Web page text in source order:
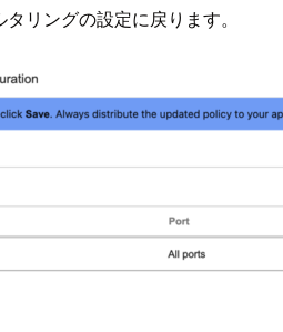
リングの設定に戻ります。